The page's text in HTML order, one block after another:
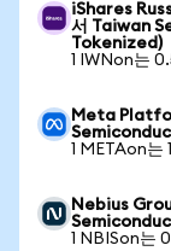
iShares
서 Taiwan
Tokenized)
1 IWNon는
Meta
1 METAon는
Nebius
1 NBISon는